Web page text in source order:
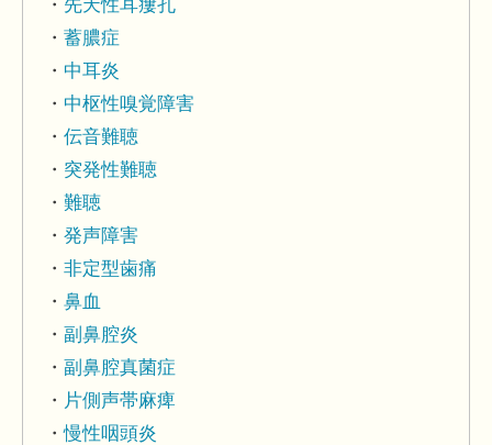
先天性耳瘻孔
蓄膿症
中耳炎
中枢性嗅覚障害
伝音難聴
突発性難聴
難聴
発声障害
非定型歯痛
鼻血
副鼻腔炎
副鼻腔真菌症
片側声帯麻痺
慢性咽頭炎